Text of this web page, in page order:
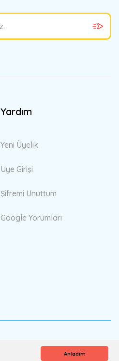
Anladım
Yardım
Yeni Üyelik
Üye Girişi
Şifremi Unuttum
Google Yorumları